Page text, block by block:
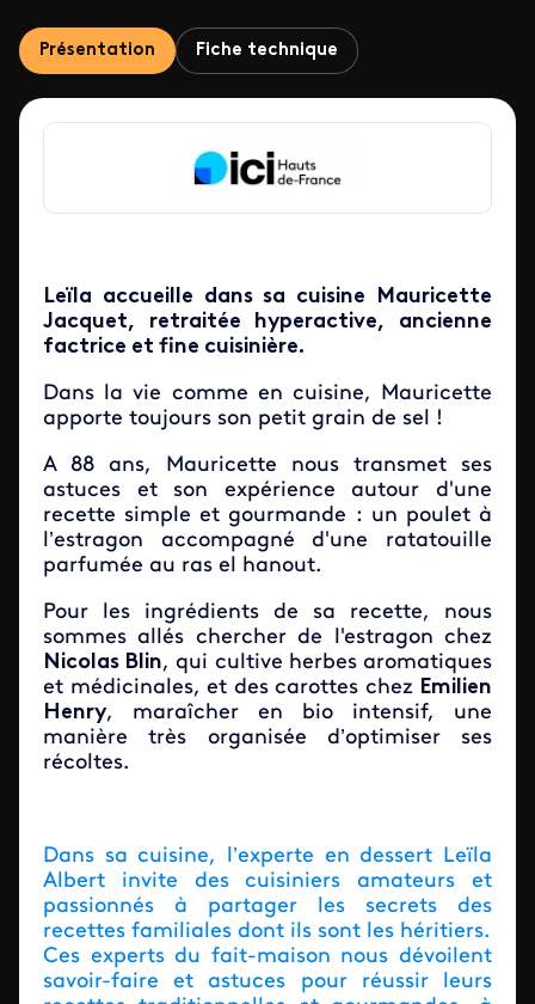
Présentation Fiche technique
Leïla accueille dans sa cuisine Mauricette
Jacquet, retraitée hyperactive, ancienne
factrice et fine cuisinière.
Dans la vie comme en cuisine, Mauricette
apporte toujours son petit grain de sel !
A 88 ans, Mauricette nous transmet ses
astuces et son expérience autour d'une
recette simple et gourmande : un poulet à
l’estragon accompagné d'une ratatouille
parfumée au ras el hanout.
Pour les ingrédients de sa recette, nous
sommes allés chercher de l'estragon chez
Nicolas Blin, qui cultive herbes aromatiques
et médicinales, et des carottes chez Emilien
Henry, maraîcher en bio intensif, une
manière très organisée d’optimiser ses
récoltes.
Dans sa cuisine, l’experte en dessert Leïla
Albert invite des cuisiniers amateurs et
passionnés à partager les secrets des
recettes familiales dont ils sont les héritiers.
Ces experts du fait-maison nous dévoilent
savoir-faire et astuces pour réussir leurs